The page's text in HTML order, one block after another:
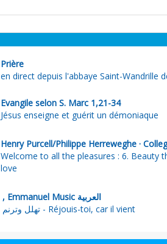
Prière
en direct depuis l'abbaye Saint-Wandrille
Evangile selon S. Marc 1,21-34
Jésus enseigne et guérit un démoniaque
Henry Purcell/Philippe Herreweghe ·
Welcome to all the pleasures : 6. Beauty
love
, Emmanuel Music العربية
تهلل وترنم - Réjouis-toi, car il vient